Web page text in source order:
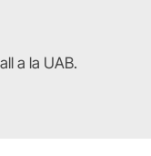
a la UAB.